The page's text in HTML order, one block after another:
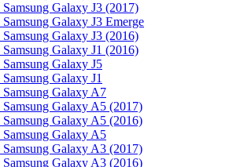
Samsung Galaxy J3 (2017)
Samsung Galaxy J3 Emerge
Samsung Galaxy J3 (2016)
Samsung Galaxy J1 (2016)
Samsung Galaxy J5
Galaxy J1
Samsung Galaxy A7
Samsung Galaxy A5 (2017)
Samsung Galaxy A5 (2016)
Samsung Galaxy A5
Samsung Galaxy A3 (2017)
Samsung Galaxy A3 (2016)